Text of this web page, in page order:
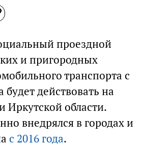
проездной
и пригородных
транспорта с
будет действовать на
Иркутской области.
внедрялся в городах и
с 2016 года.